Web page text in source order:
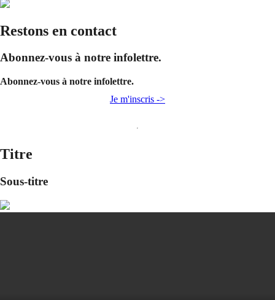
Restons en contact
Abonnez-vous à notre infolettre.
Abonnez-vous à notre infolettre.
Je m'inscris ->
Titre
Sous-titre